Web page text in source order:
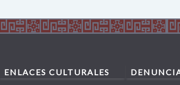
ENLACES CULTURALES